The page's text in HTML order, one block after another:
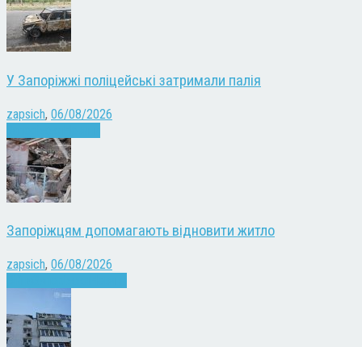
У Запоріжжі поліцейські затримали палія
zapsich, 06/08/2026
Запоріжцям допомагають відновити житло
zapsich, 06/08/2026